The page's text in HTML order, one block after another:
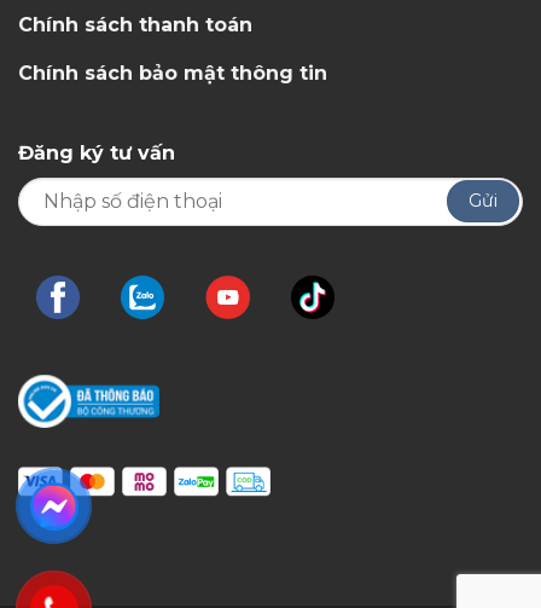
Chính sách thanh toán
Chính sách bảo mật thông tin
Đăng ký tư vấn